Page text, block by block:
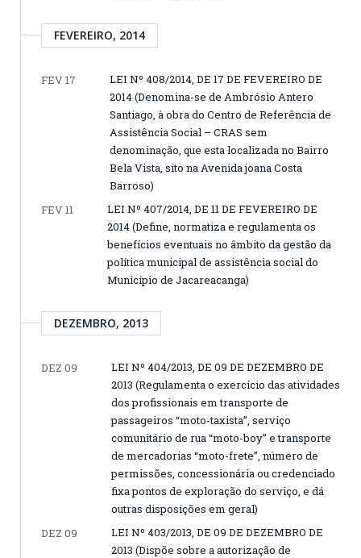
FEVEREIRO, 2014
FEV 17
LEI Nº 408/2014, DE 17 DE FEVEREIRO DE
2014 (Denomina-se de Ambrósio Antero
Santiago, à obra do Centro de Referência de
Assistência Social – CRAS sem
denominação, que esta localizada no Bairro
Bela Vista, sito na Avenida joana Costa
Barroso)
FEV 11
LEI Nº 407/2014, DE 11 DE FEVEREIRO DE
2014 (Define, normatiza e regulamenta os
benefícios eventuais no âmbito da gestão da
política municipal de assistência social do
Município de Jacareacanga)
DEZEMBRO, 2013
DEZ 09
LEI Nº 404/2013, DE 09 DE DEZEMBRO DE
2013 (Regulamenta o exercício das atividades
dos profissionais em transporte de
passageiros “moto-taxista”, serviço
comunitário de rua “moto-boy” e transporte
de mercadorias “moto-frete”, número de
permissões, concessionária ou credenciado
fixa pontos de exploração do serviço, e dá
outras disposições em geral)
DEZ 09
LEI Nº 403/2013, DE 09 DE DEZEMBRO DE
2013 (Dispõe sobre a autorização de